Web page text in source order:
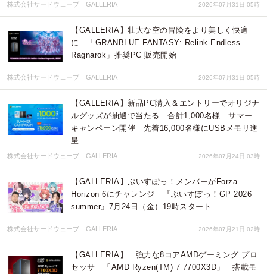
株式会社サードウェーブ GALLERIA 2026年07月31日 05時
【GALLERIA】壮大な空の冒険をより美しく快適
に 「GRANBLUE FANTASY: Relink-Endless
Ragnarok」推奨PC 販売開始
株式会社サードウェーブ GALLERIA 2026年07月31日 05時
【GALLERIA】新品PC購入＆エントリーでオリジナ
ルグッズが抽選で当たる 合計1,000名様 サマー
キャンペーン開催 先着16,000名様にUSBメモリ進
呈
株式会社サードウェーブ GALLERIA 2026年07月24日 03時
【GALLERIA】ぶいすぽっ！メンバーがForza
Horizon 6にチャレンジ 『ぶいすぽっ！GP 2026
summer』7月24日（金）19時スタート
株式会社サードウェーブ GALLERIA 2026年07月21日 02時
【GALLERIA】 強力な8コアAMDゲーミング プロ
セッサ 「AMD Ryzen(TM) 7 7700X3D」 搭載モ